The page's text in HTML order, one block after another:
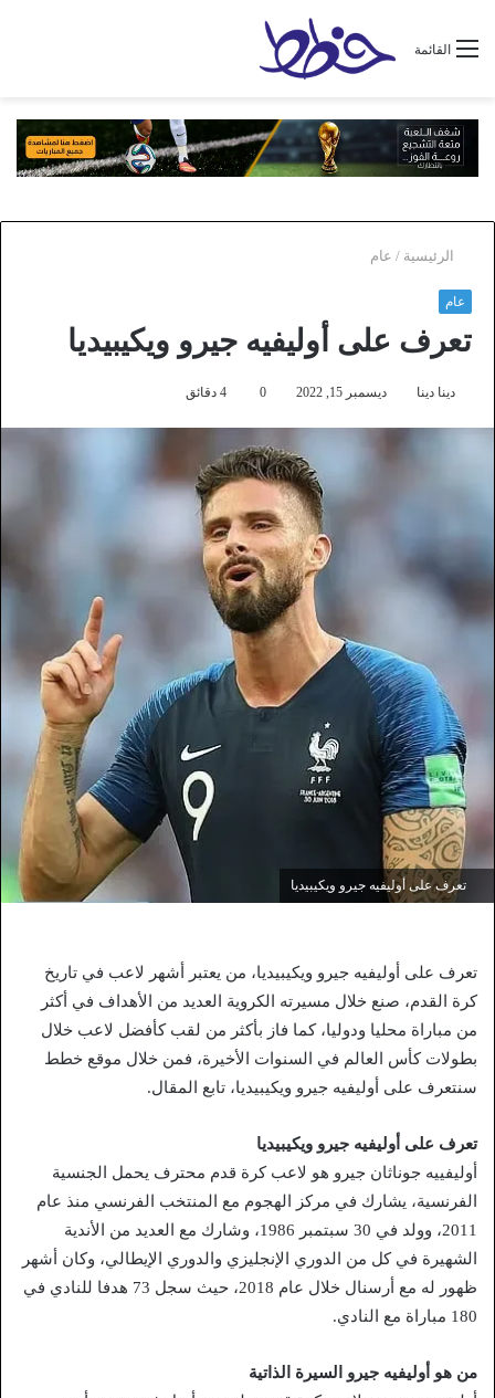
القائمة
الرئيسية / عام
عام
تعرف على أوليفيه جيرو ويكيبيديا
دينا دينا ديسمبر 15, 2022 0
تعرف على أوليفيه جيرو ويكيبيديا
تعرف على أوليفيه جيرو ويكيبيديا، من يعتبر أشهر لاعب في تاريخ
كرة القدم، صنع خلال مسيرته الكروية العديد من الأهداف في أكثر
من مباراة محليا ودوليا، كما فاز بأكثر من لقب كأفضل لاعب خلال
بطولات كأس العالم في السنوات الأخيرة، فمن خلال موقع خطط
سنتعرف على أوليفيه جيرو ويكيبيديا، تابع المقال.
تعرف على أوليفيه جيرو ويكيبيديا
أوليفييه جوناثان جيرو هو لاعب كرة قدم محترف يحمل الجنسية
الفرنسية، يشارك في مركز الهجوم مع المنتخب الفرنسي منذ عام
2011، وولد في 30 سبتمبر 1986، وشارك مع العديد من الأندية
الشهيرة في كل من الدوري الإنجليزي والدوري الإيطالي، وكان أشهر
ظهور له مع أرسنال خلال عام 2018، حيث سجل 73 هدفا للنادي في
180 مباراة مع النادي.
من هو أوليفيه جيرو السيرة الذاتية